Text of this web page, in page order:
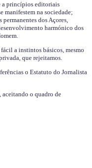
a princípios editoriais
manifestem na sociedade;
dos Açores,
harmónico dos
a instintos básicos, mesmo
que rejeitamos.
o Estatuto do Jornalista
o quadro de